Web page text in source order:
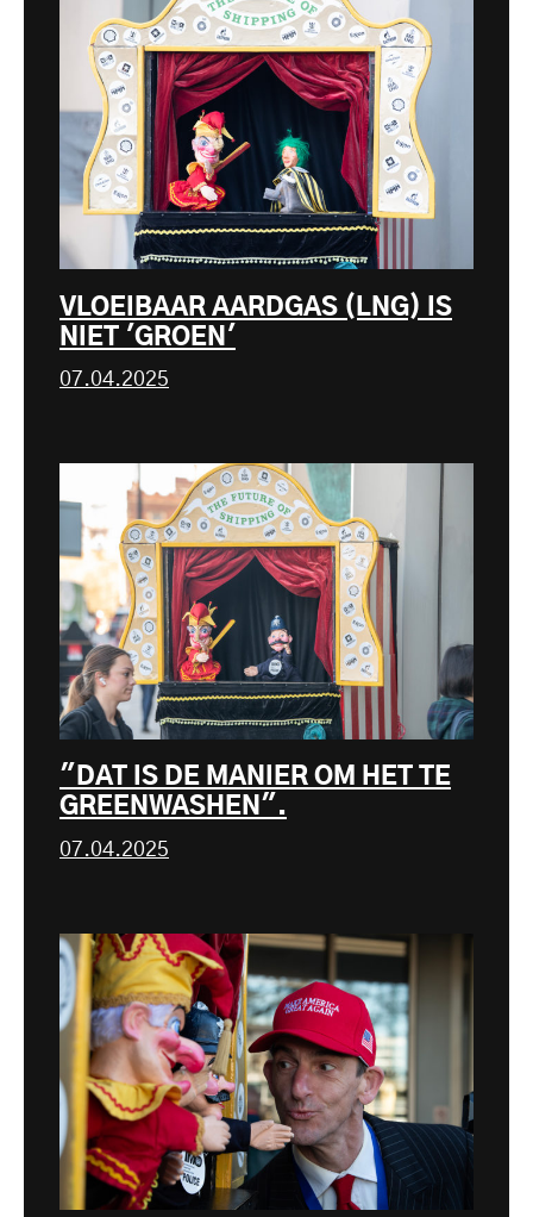
VLOEIBAAR AARDGAS (LNG) IS
NIET 'GROEN'
07.04.2025
"DAT IS DE MANIER OM HET TE
GREENWASHEN".
07.04.2025